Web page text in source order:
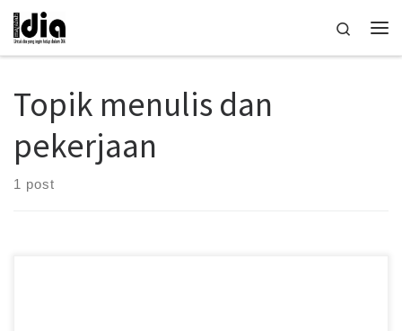
Skip to content
Search
Topik menulis dan
pekerjaan
1 post